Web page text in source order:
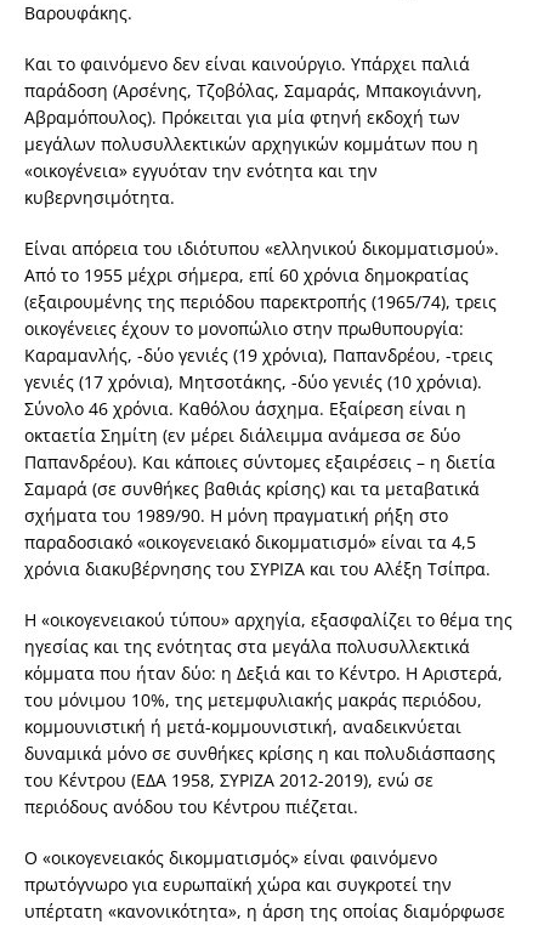
Βαρουφάκης.
Και το φαινόμενο δεν είναι καινούργιο. Υπάρχει παλιά
παράδοση (Αρσένης, Τζοβόλας, Σαμαράς, Μπακογιάννη,
Αβραμόπουλος). Πρόκειται για μία φτηνή εκδοχή των
μεγάλων πολυσυλλεκτικών αρχηγικών κομμάτων που η
«οικογένεια» εγγυόταν την ενότητα και την
κυβερνησιμότητα.
Είναι απόρεια του ιδιότυπου «ελληνικού δικομματισμού».
Από το 1955 μέχρι σήμερα, επί 60 χρόνια δημοκρατίας
(εξαιρουμένης της περιόδου παρεκτροπής (1965/74), τρεις
οικογένειες έχουν το μονοπώλιο στην πρωθυπουργία:
Καραμανλής, -δύο γενιές (19 χρόνια), Παπανδρέου, -τρεις
γενιές (17 χρόνια), Μητσοτάκης, -δύο γενιές (10 χρόνια).
Σύνολο 46 χρόνια. Καθόλου άσχημα. Εξαίρεση είναι η
οκταετία Σημίτη (εν μέρει διάλειμμα ανάμεσα σε δύο
Παπανδρέου). Και κάποιες σύντομες εξαιρέσεις – η διετία
Σαμαρά (σε συνθήκες βαθιάς κρίσης) και τα μεταβατικά
σχήματα του 1989/90. Η μόνη πραγματική ρήξη στο
παραδοσιακό «οικογενειακό δικομματισμό» είναι τα 4,5
χρόνια διακυβέρνησης του ΣΥΡΙΖΑ και του Αλέξη Τσίπρα.
Η «οικογενειακού τύπου» αρχηγία, εξασφαλίζει το θέμα της
ηγεσίας και της ενότητας στα μεγάλα πολυσυλλεκτικά
κόμματα που ήταν δύο: η Δεξιά και το Κέντρο. Η Αριστερά,
του μόνιμου 10%, της μετεμφυλιακής μακράς περιόδου,
κομμουνιστική ή μετά-κομμουνιστική, αναδεικνύεται
δυναμικά μόνο σε συνθήκες κρίσης η και πολυδιάσπασης
του Κέντρου (ΕΔΑ 1958, ΣΥΡΙΖΑ 2012-2019), ενώ σε
περιόδους ανόδου του Κέντρου πιέζεται.
Ο «οικογενειακός δικομματισμός» είναι φαινόμενο
πρωτόγνωρο για ευρωπαϊκή χώρα και συγκροτεί την
υπέρτατη «κανονικότητα», η άρση της οποίας διαμόρφωσε